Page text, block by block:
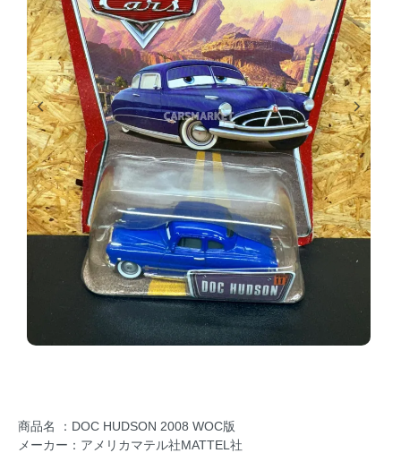
商品名 ：DOC HUDSON 2008 WOC版
メーカー：アメリカマテル社MATTEL社